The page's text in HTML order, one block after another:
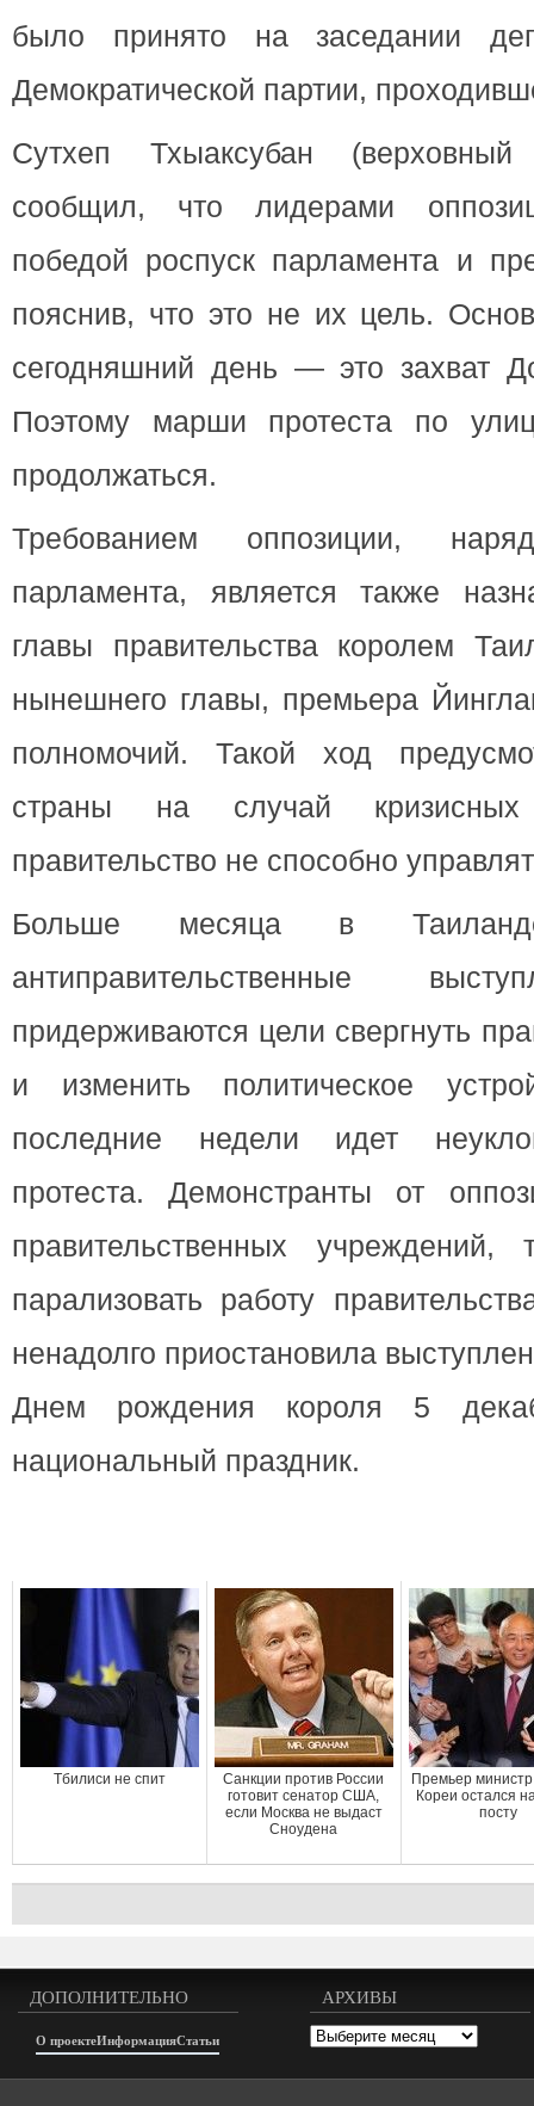
было принято на заседании
Демократической партии,
Сутхеп Тхыаксубан
сообщил, что лидерами
победой роспуск парламента и
пояснив, что это не их цель.
сегодняшний день — это захват
Поэтому марши протеста по
продолжаться.
Требованием оппозиции,
парламента, является также
главы правительства королем
нынешнего главы, премьера
полномочий. Такой ход
страны на случай
правительство не способно
Больше месяца в
антиправительственные
придерживаются цели свергнуть
и изменить политическое
последние недели идет
протеста. Демонстранты от
правительственных
парализовать работу
ненадолго приостановила
Днем рождения короля 5
национальный праздник.
Тбилиси не спит
Санкции против России
готовит сенатор США,
если Москва не выдаст
Сноудена
Премьер
Кореи остался
посту
ДОПОЛНИТЕЛЬНО
О проектеИнформацияСтатьи
АРХИВЫ
Архивы